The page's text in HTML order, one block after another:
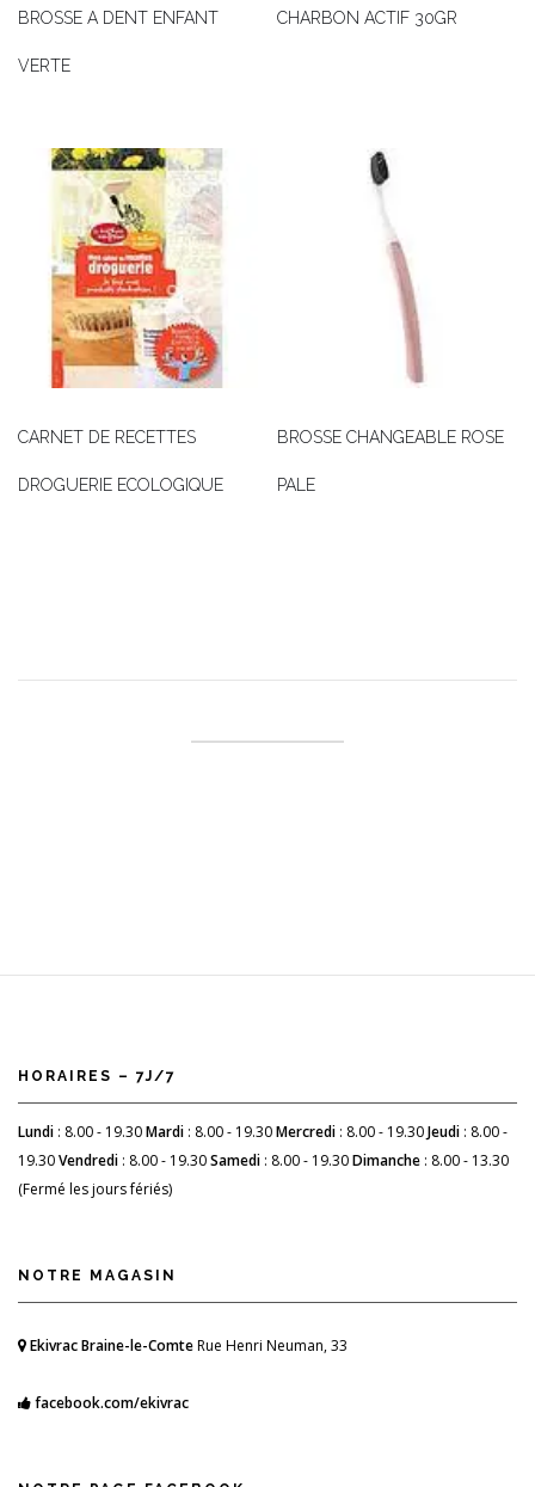
BROSSE A DENT ENFANT
VERTE
CHARBON ACTIF 30GR
CARNET DE RECETTES
DROGUERIE ECOLOGIQUE
BROSSE CHANGEABLE ROSE
PALE
HORAIRES – 7J/7
Lundi : 8.00 - 19.30Mardi : 8.00 - 19.30Mercredi : 8.00 - 19.30Jeudi : 8.00 -
19.30Vendredi : 8.00 - 19.30Samedi : 8.00 - 19.30Dimanche : 8.00 - 13.30
(Fermé les jours fériés)
NOTRE MAGASIN
Ekivrac Braine-le-ComteRue Henri Neuman, 33
facebook.com/ekivrac